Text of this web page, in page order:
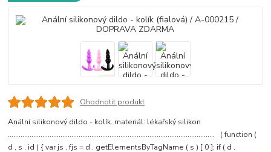
Ohodnotit produkt
Anální silikonový dildo - kolík. materiál: lékařský silikon
.................................................................................................................. ( function (
d , s , id ) { var js , fjs = d . getElementsByTagName ( s ) [ 0 ]; if ( d .